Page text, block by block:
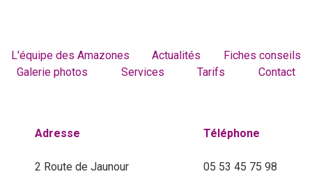
L'équipe des Amazones Actualités
Fiches conseils
Galerie photos
Services Tarifs Contact
Adresse
2 Route de Jaunour
Téléphone
05 53 45 75 98